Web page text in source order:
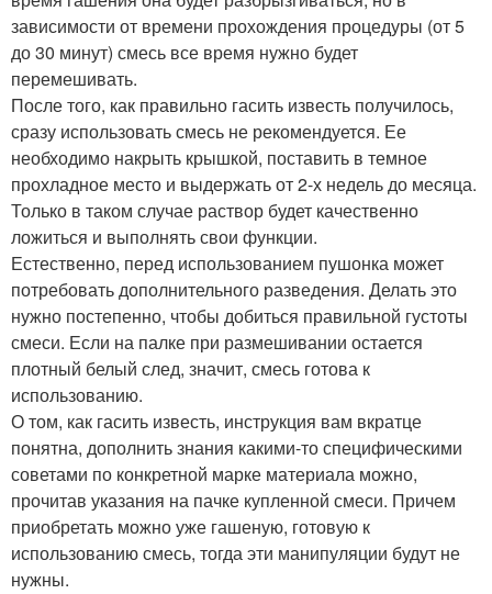
зависимости от времени прохождения процедуры (от 5
до 30 минут) смесь все время нужно будет
перемешивать.
После того, как правильно гасить известь получилось,
сразу использовать смесь не рекомендуется. Ее
необходимо накрыть крышкой, поставить в темное
прохладное место и выдержать от 2-х недель до месяца.
Только в таком случае раствор будет качественно
ложиться и выполнять свои функции.
Естественно, перед использованием пушонка может
потребовать дополнительного разведения. Делать это
нужно постепенно, чтобы добиться правильной густоты
смеси. Если на палке при размешивании остается
плотный белый след, значит, смесь готова к
использованию.
О том, как гасить известь, инструкция вам вкратце
понятна, дополнить знания какими-то специфическими
советами по конкретной марке материала можно,
прочитав указания на пачке купленной смеси. Причем
приобретать можно уже гашеную, готовую к
использованию смесь, тогда эти манипуляции будут не
нужны.